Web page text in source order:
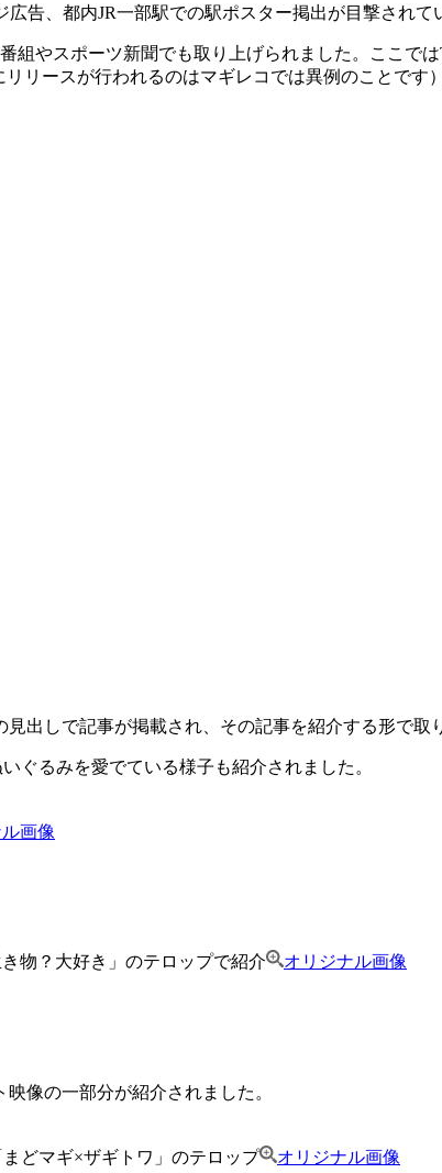
告、都内JR一部駅での駅ポスター掲出が目撃されて
組やスポーツ新聞でも取り上げられました。ここで
リースが行われるのはマギレコでは異例のことで
見出しで記事が掲載され、その記事を紹介する形で取
ぐるみを愛でている様子も紹介されました。
画像
物？大好き」のテロップで紹介 オリジナル画像
像の一部分が紹介されました。
どマギ×ザギトワ」のテロップ オリジナル画像